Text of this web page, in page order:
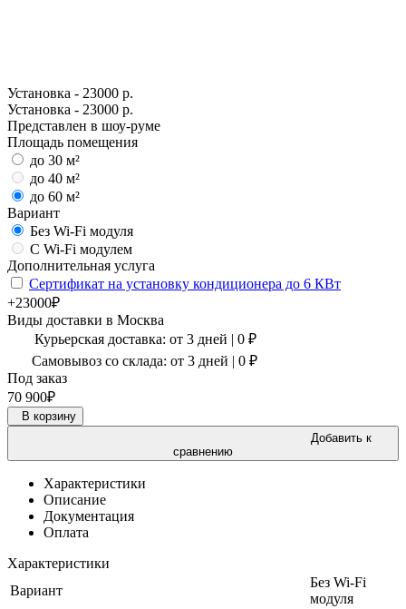
Установка - 23000 р.
Установка - 23000 р.
Представлен в шоу-руме
Площадь помещения
до 30 м²
до 40 м²
до 60 м²
Вариант
Без Wi-Fi модуля
С Wi-Fi модулем
Дополнительная услуга
Сертификат на установку кондиционера до 6 КВт
+23000₽
Виды доставки в Москва
Курьерская доставка: от 3 дней | 0 ₽
Самовывоз со склада: от 3 дней | 0 ₽
Под заказ
70 900₽
В корзину
Добавить к
сравнению
Характеристики
Описание
Документация
Оплата
Характеристики
Вариант
Без Wi-Fi
модуля